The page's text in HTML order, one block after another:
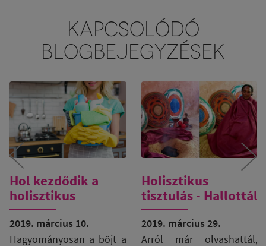
KAPCSOLÓDÓ
BLOGBEJEGYZÉSEK
Hol kezdődik a
holisztikus
tisztulás?
2019. március 10.
Hagyományosan a böjt a
Holisztikus
tisztulás - Hallottál
már a
füstfürdőről?
2019. március 29.
Arról már olvashattál,